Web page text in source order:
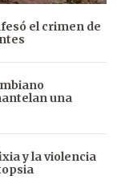
el crimen de
una
y la violencia